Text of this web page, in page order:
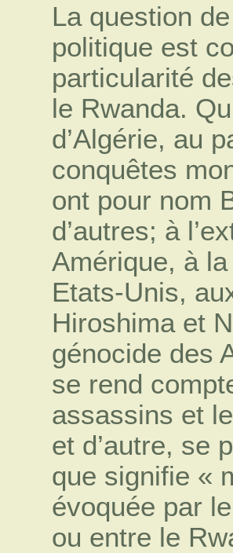
La question
politique est
particularité
le Rwanda.
d’Algérie, au
conquêtes
ont pour nom
d’autres; à
Amérique, à
Etats-Unis,
Hiroshima et
génocide des
se rend
assassins et
et d’autre, se
que signifie «
évoquée par
ou entre le